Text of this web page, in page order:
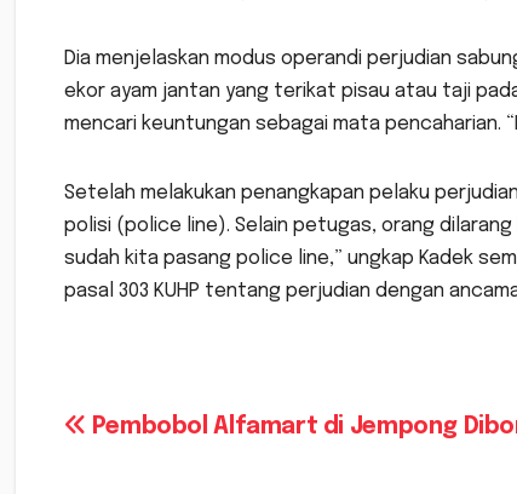
Dia menjelaskan modus operandi perjudian
ekor ayam jantan yang terikat pisau atau taji
mencari keuntungan sebagai mata pencaharian.
Setelah melakukan penangkapan pelaku
polisi (police line). Selain petugas, orang
sudah kita pasang police line,” ungkap Kadek
pasal 303 KUHP tentang perjudian dengan
Navigasi
Pembobol Alfamart di Jempong